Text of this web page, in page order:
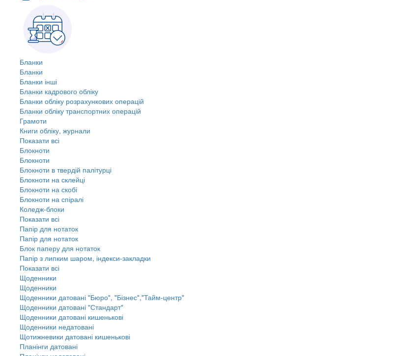
Бланки
Бланки
Бланки інші
Бланки кадрового обліку
Бланки обліку розрахункових операцій
Бланки обліку транспортних операцій
Грамоти
Книги обліку, журнали
Показати всі
Блокноти
Блокноти
Блокноти в твердій палітурці
Блокноти на склейці
Блокноти на скобі
Блокноти на спіралі
Коледж-блоки
Показати всі
Папір для нотаток
Папір для нотаток
Блок паперу для нотаток
Папір з липким шаром, індекси-закладки
Показати всі
Щоденники
Щоденники
Щоденники датовані "Бюро", "Бізнес","Тайм-центр"
Щоденники датовані "Стандарт"
Щоденники датовані кишенькові
Щоденники недатовані
Щотижневики датовані кишенькові
Планінги датовані